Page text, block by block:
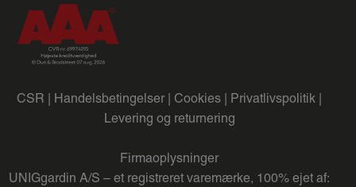
CSR | Handelsbetingelser | Cookies | Privatlivspolitik |
Levering og returnering
Firmaoplysninger
UNIGgardin A/S – et registreret varemærke, 100% ejet af: